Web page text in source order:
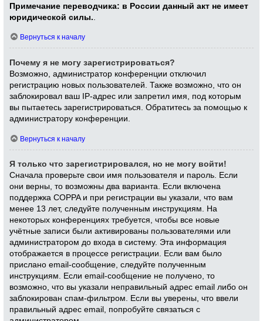
Примечание переводчика: в России данный акт не имеет
юридической силы.
Вернуться к началу
Почему я не могу зарегистрироваться?
Возможно, администратор конференции отключил
регистрацию новых пользователей. Также возможно, что он
заблокировал ваш IP-адрес или запретил имя, под которым
вы пытаетесь зарегистрироваться. Обратитесь за помощью к
администратору конференции.
Вернуться к началу
Я только что зарегистрировался, но не могу войти!
Сначала проверьте свои имя пользователя и пароль. Если
они верны, то возможны два варианта. Если включена
поддержка COPPA и при регистрации вы указали, что вам
менее 13 лет, следуйте полученным инструкциям. На
некоторых конференциях требуется, чтобы все новые
учётные записи были активированы пользователями или
администратором до входа в систему. Эта информация
отображается в процессе регистрации. Если вам было
прислано email-сообщение, следуйте полученным
инструкциям. Если email-сообщение не получено, то
возможно, что вы указали неправильный адрес email либо он
заблокирован спам-фильтром. Если вы уверены, что ввели
правильный адрес email, попробуйте связаться с